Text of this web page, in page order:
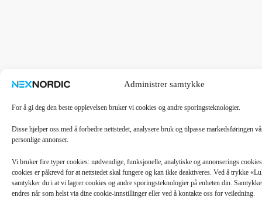
Administrer samtykke
For å gi deg den beste opplevelsen bruker vi cookies og andre sporingsteknologier.
Disse hjelper oss med å forbedre nettstedet, analysere bruk og tilpasse markedsføringen
personlige annonser.
Vi bruker fire typer cookies: nødvendige, funksjonelle, analytiske og annonserings
cookies er påkrevd for at nettstedet skal fungere og kan ikke deaktiveres. Ved å trykke
samtykker du i at vi lagrer cookies og andre sporingsteknologier på enheten din.
endres når som helst via dine cookie-innstillinger eller ved å kontakte oss for veiledning.